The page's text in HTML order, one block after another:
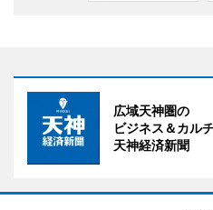
広域天神圏の
ビジネス＆カル
天神経済新聞